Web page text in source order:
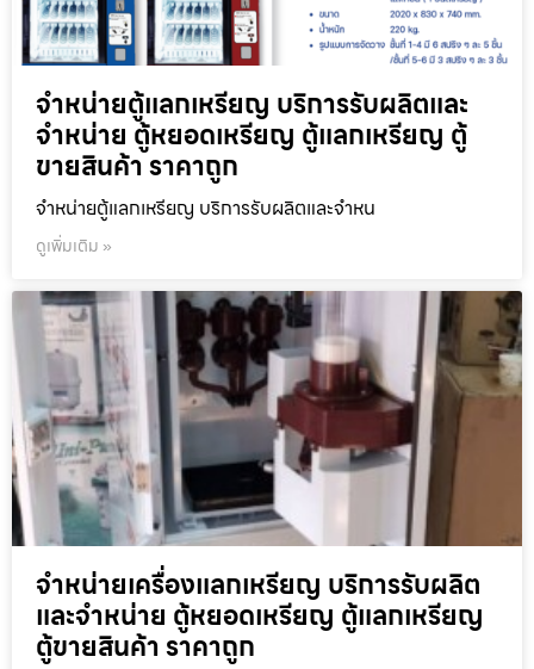
จำหน่ายตู้แลกเหรียญ บริการรับผลิตและ
จำหน่าย ตู้หยอดเหรียญ ตู้แลกเหรียญ ตู้
ขายสินค้า ราคาถูก
จำหน่ายตู้แลกเหรียญ บริการรับผลิตและจำหน
ดูเพิ่มเติม »
จำหน่ายเครื่องแลกเหรียญ บริการรับผลิต
และจำหน่าย ตู้หยอดเหรียญ ตู้แลกเหรียญ
ตู้ขายสินค้า ราคาถูก